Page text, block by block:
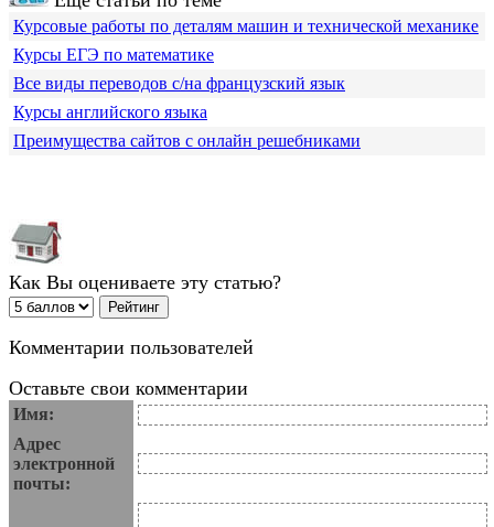
Курсовые работы по деталям машин и технической механике
Курсы ЕГЭ по математике
Все виды переводов с/на французский язык
Курсы английского языка
Преимущества сайтов с онлайн решебниками
Как Вы оцениваете эту статью?
Комментарии пользователей
Оставьте свои комментарии
Имя:
Адрес
электронной
почты: